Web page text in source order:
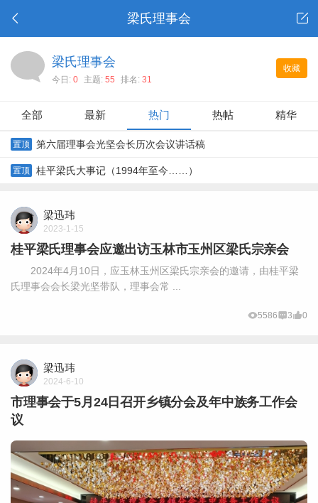
梁氏理事会
收藏
梁氏理事会
今日: 0 主题: 55 排名: 31
全部 最新 热门 热帖 精华
置顶 第六届理事会光坚会长历次会议讲话稿
置顶 桂平梁氏大事记（1994年至今……）
梁迅玮
2023-1-15
桂平梁氏理事会应邀出访玉林市玉州区梁氏宗亲会
2024年4月10日，应玉林玉州区梁氏宗亲会的邀请，由桂平梁
氏理事会会长梁光坚带队，理事会常 ...
5586 3 0
梁迅玮
2024-6-10
市理事会于5月24日召开乡镇分会及年中族务工作会
议